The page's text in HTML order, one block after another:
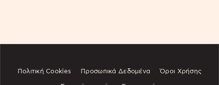
Πολιτική Cookies Προσωπικά Δεδομένα Όροι Χρήσης